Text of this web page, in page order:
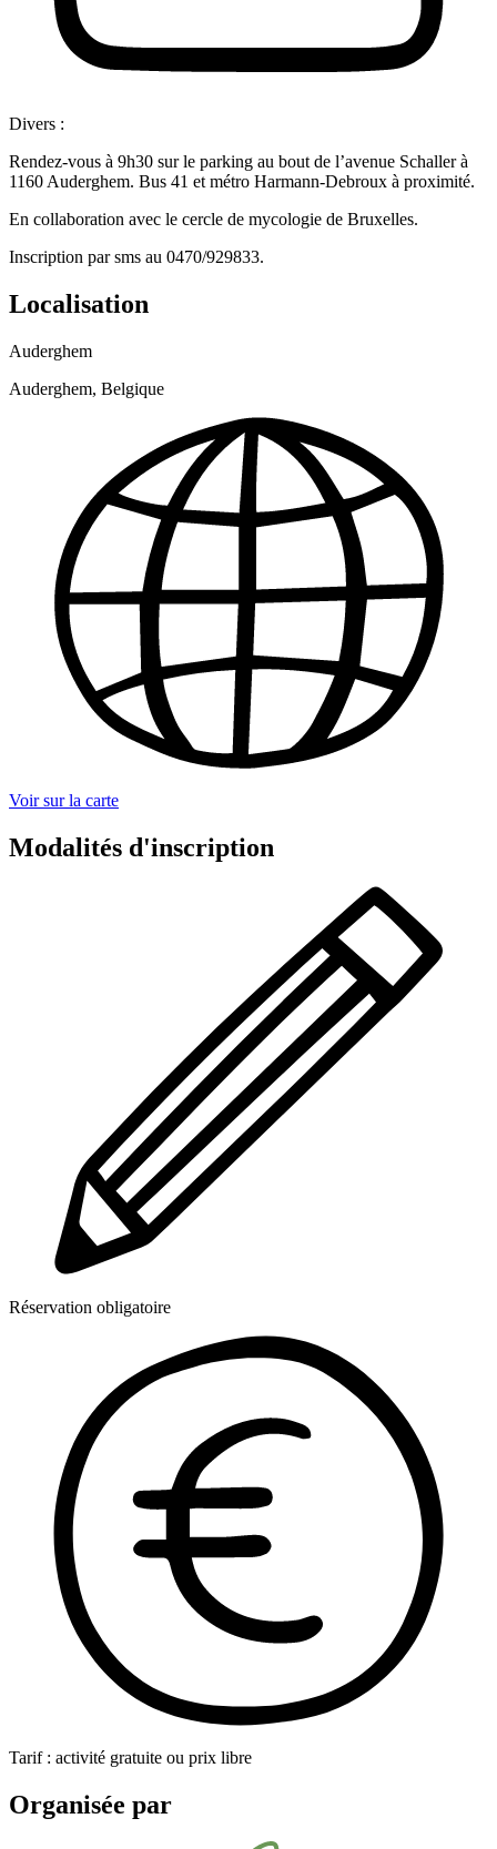
Divers :
Rendez-vous à 9h30 sur le parking au bout de l’avenue Schaller à
1160 Auderghem. Bus 41 et métro Harmann-Debroux à proximité.
En collaboration avec le cercle de mycologie de Bruxelles.
Inscription par sms au 0470/929833.
Localisation
Auderghem
Auderghem, Belgique
Voir sur la carte
Modalités d'inscription
Réservation obligatoire
Tarif : activité gratuite ou prix libre
Organisée par